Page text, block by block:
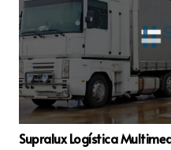
Supralux Logística